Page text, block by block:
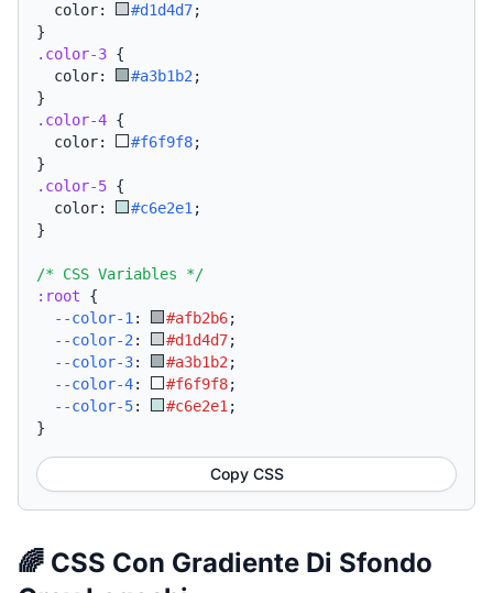
  color:
#d1d4d7;
}
.color-3 {
  color:
#a3b1b2 ;
}
.color-4 {
  color:
#f6f9f8;
}
.color-5 {
  color:
#c6e2e1 ;
}
/* CSS Variables */
:root {
--color-1 : #afb2b6;
--color-2 : #d1d4d7;
--color-3: #a3b1b2 ;
--color-4: #f6f9f8;
--color-5: #c6e2e1 ;
}
Copy CSS
🌈 CSS Con Gradiente Di Sfondo